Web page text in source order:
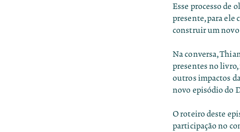
Esse processo de
presente, para
construir um
Na conversa,
presentes no livro,
outros impactos
novo episódio do
O roteiro deste
participação no